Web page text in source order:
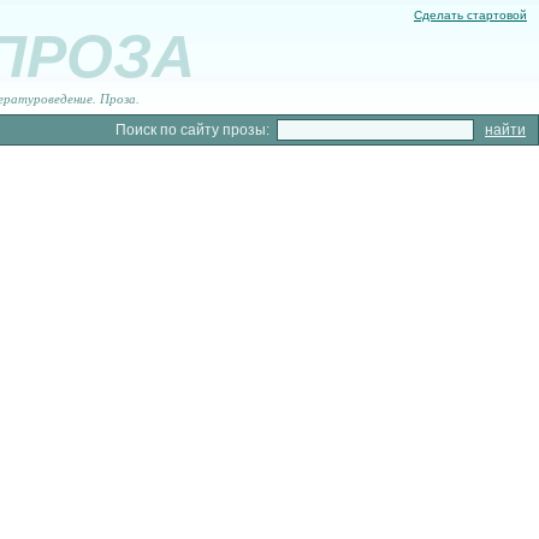
Сделать стартовой
Проза.
Поиск по сайту прозы: